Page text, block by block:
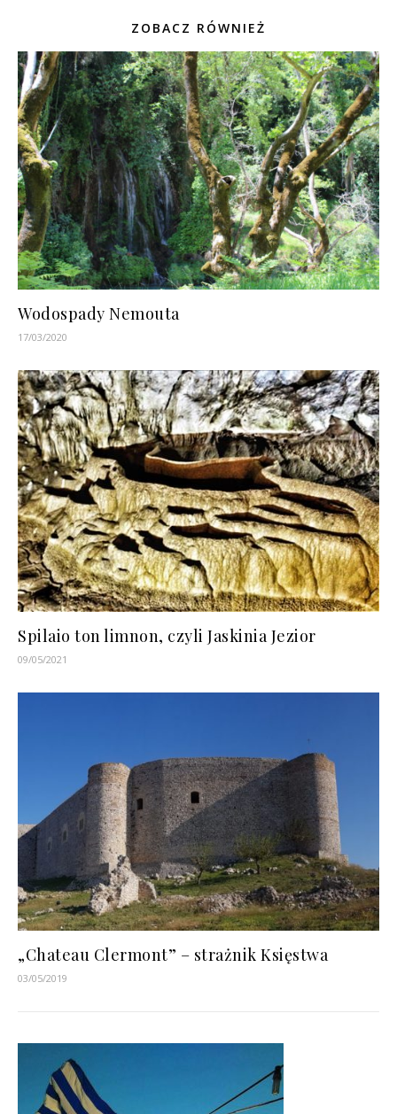
ZOBACZ RÓWNIEŻ
Wodospady Nemouta
17/03/2020
Spilaio ton limnon, czyli Jaskinia Jezior
09/05/2021
„Chateau Clermont” – strażnik Księstwa
03/05/2019